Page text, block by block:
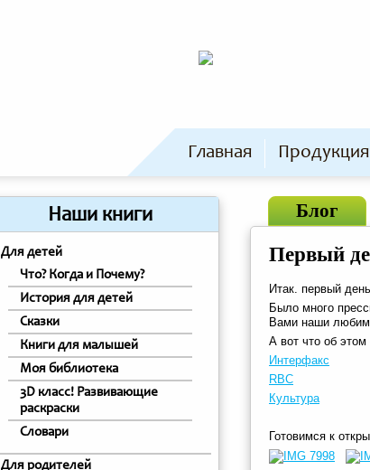
Главная Продукция
Наши книги
Для детей
Что? Когда и Почему?
История для детей
Сказки
Книги для малышей
Моя библиотека
3D класс! Развивающие
раскраски
Словари
Для родителей
Блог
Первый
Итак. первый
Было много
Вами наши
А вот что об
Интерфакс
RBC
Культура
Готовимся к